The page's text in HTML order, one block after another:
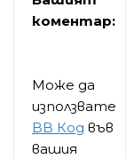
коментар:
Може да
използвате
BB Код във
вашия